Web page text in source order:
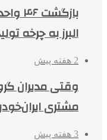
البرز به چرخه
2 هفته پیش
وقتی مدیران
مشتری
3 هفته پیش